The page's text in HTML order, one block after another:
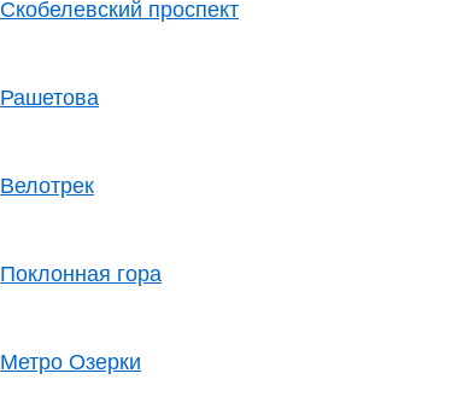
Скобелевский проспект
Рашетова
Велотрек
Поклонная гора
Метро Озерки